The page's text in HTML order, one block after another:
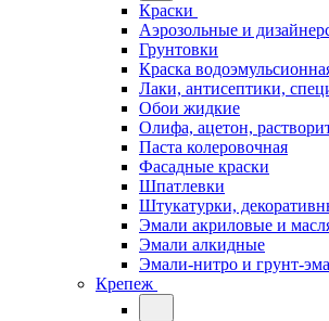
Краски
Аэрозольные и
Грунтовки
Краска
Лаки, антисептики,
Обои жидкие
Олифа, ацетон,
Паста колеровочная
Фасадные краски
Шпатлевки
Штукатурки,
Эмали акриловые и
Эмали алкидные
Эмали-нитро и грунт-
Крепеж